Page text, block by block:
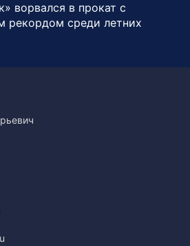
ворвался в прокат с
рекордом среди летних